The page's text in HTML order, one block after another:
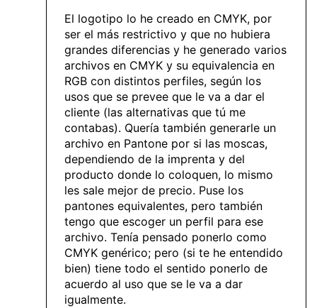
El logotipo lo he creado en CMYK, por
ser el más restrictivo y que no hubiera
grandes diferencias y he generado varios
archivos en CMYK y su equivalencia en
RGB con distintos perfiles, según los
usos que se prevee que le va a dar el
cliente (las alternativas que tú me
contabas). Quería también generarle un
archivo en Pantone por si las moscas,
dependiendo de la imprenta y del
producto donde lo coloquen, lo mismo
les sale mejor de precio. Puse los
pantones equivalentes, pero también
tengo que escoger un perfil para ese
archivo. Tenía pensado ponerlo como
CMYK genérico; pero (si te he entendido
bien) tiene todo el sentido ponerlo de
acuerdo al uso que se le va a dar
igualmente.